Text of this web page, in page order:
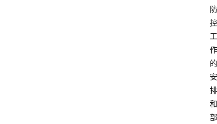
防
控
工
作
的
安
排
和
部